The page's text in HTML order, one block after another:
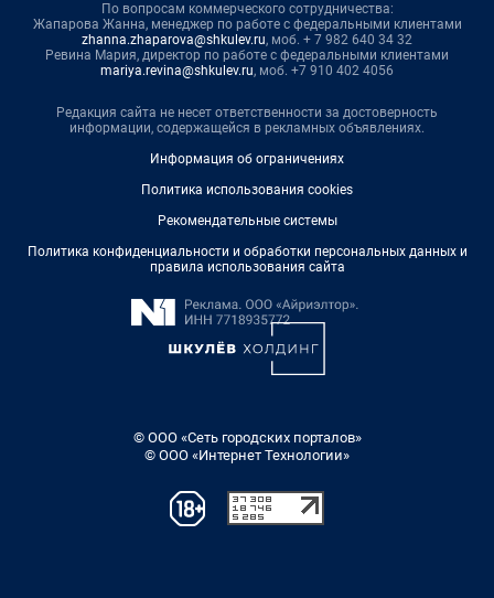
По вопросам коммерческого сотрудничества:
Жапарова Жанна, менеджер по работе с федеральными клиентами
zhanna.zhaparova@shkulev.ru, моб. + 7 982 640 34 32
Ревина Мария, директор по работе с федеральными клиентами
mariya.revina@shkulev.ru, моб. +7 910 402 4056
Редакция сайта не несет ответственности за достоверность
информации, содержащейся в рекламных объявлениях.
Информация об ограничениях
Политика использования cookies
Рекомендательные системы
Политика конфиденциальности и обработки персональных данных и
правила использования сайта
© ООО «Сеть городских порталов»
© ООО «Интернет Технологии»